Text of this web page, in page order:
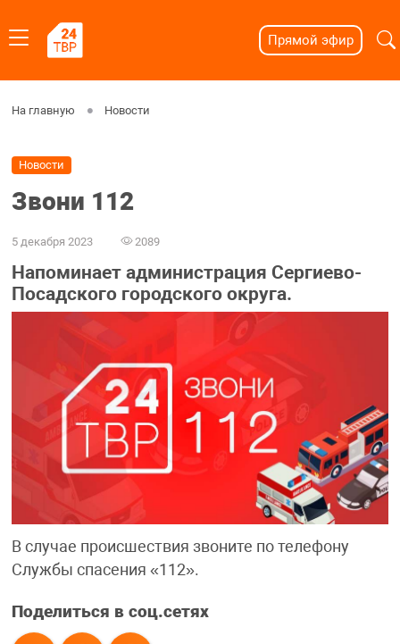
Прямой эфир
На главную Новости
Новости
Звони 112
5 декабря 2023 2089
Напоминает администрация Сергиево-
Посадского городского округа.
В случае происшествия звоните по телефону
Службы спасения «112».
Поделиться в соц.сетях